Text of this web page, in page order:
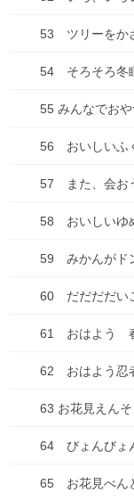
キビダ
【種落
2025年
2025年
ちこち
す！
2025
53 ツリーをか
54 そろそろ冬
55 みんなでおや
56 おいしいふ
57 また、会お
58 おいしいゆ
59 みかんがド
60 だだだだい
61 おはよう
62 おはよう忍
63 お花見えん
64 びょんびょ
65 お花見べん